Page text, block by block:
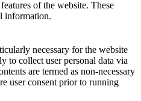
of the website. These
information.
necessary for the website
to collect user personal data via
are termed as non-necessary
user consent prior to running